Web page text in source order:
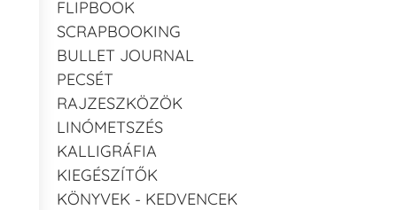
FLIPBOOK
SCRAPBOOKING
BULLET JOURNAL
PECSÉT
RAJZESZKÖZÖK
LINÓMETSZÉS
KALLIGRÁFIA
KIEGÉSZÍTŐK
KÖNYVEK - KEDVENCEK